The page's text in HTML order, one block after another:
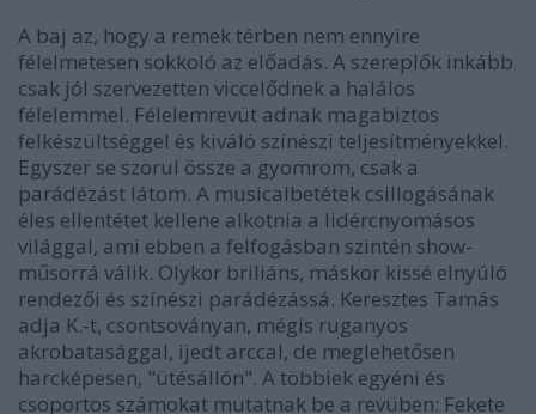
A baj az, hogy a remek térben nem ennyire
félelmetesen sokkoló az előadás. A szereplők inkább
csak jól szervezetten viccelődnek a halálos
félelemmel. Félelemrevüt adnak magabiztos
felkészültséggel és kiváló színészi teljesítményekkel.
Egyszer se szorul össze a gyomrom, csak a
parádézást látom. A musicalbetétek csillogásának
éles ellentétet kellene alkotnia a lidércnyomásos
világgal, ami ebben a felfogásban szintén show-
műsorrá válik. Olykor briliáns, máskor kissé elnyúló
rendezői és színészi parádézássá. Keresztes Tamás
adja K.-t, csontsoványan, mégis ruganyos
akrobatasággal, ijedt arccal, de meglehetősen
harcképesen, "ütésállón". A többiek egyéni és
csoportos számokat mutatnak be a revüben: Fekete